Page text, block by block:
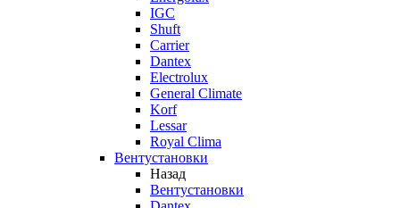
IGC
Shuft
Carrier
Dantex
Electrolux
General Climate
Korf
Lessar
Royal Clima
Вентустановки
Назад
Вентустановки